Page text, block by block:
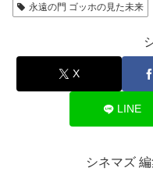
永遠の門 ゴッホの見た未来
X
LINE
シネマズ